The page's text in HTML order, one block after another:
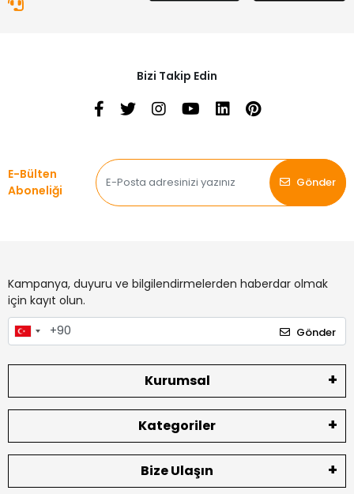
Bizi Takip Edin
E-Bülten
Aboneliği
Gönder
Kampanya, duyuru ve bilgilendirmelerden haberdar olmak
için kayıt olun.
Gönder
Kurumsal
Kategoriler
Bize Ulaşın